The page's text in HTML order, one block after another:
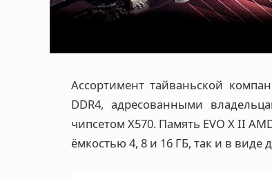
Ассортимент тайваньской
DDR4, адресованными
чипсетом X570. Память EVO X II
ёмкостью 4, 8 и 16 ГБ, так и в виде